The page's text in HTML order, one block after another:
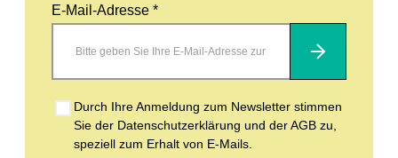
E-Mail-Adresse *
Abonnieren
Durch Ihre Anmeldung zum Newsletter stimmen
Sie der Datenschutzerklärung und der AGB zu,
speziell zum Erhalt von E-Mails.